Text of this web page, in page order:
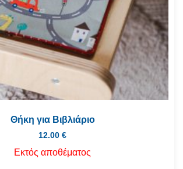
Θήκη για Βιβλιάριο
12.00 €
Εκτός αποθέματος